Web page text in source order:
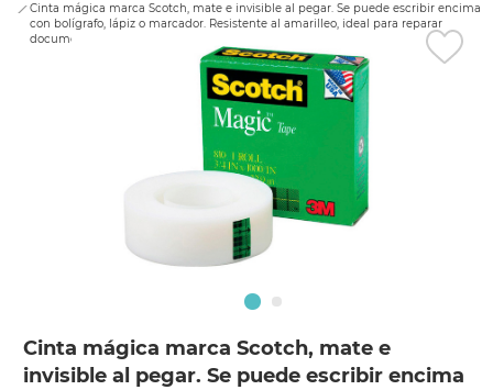
Cinta mágica marca Scotch, mate e invisible al pegar. Se puede escribir encima
con bolígrafo, lápiz o marcador. Resistente al amarilleo, ideal para reparar
documentos, hojas y empaques en oficina y hogar.
Cinta mágica marca Scotch, mate e
invisible al pegar. Se puede escribir encima